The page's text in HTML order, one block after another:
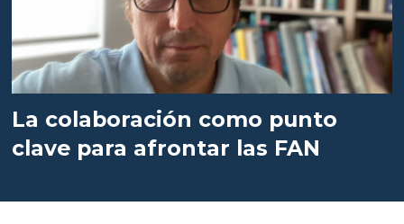
La colaboración como punto
clave para afrontar las FAN